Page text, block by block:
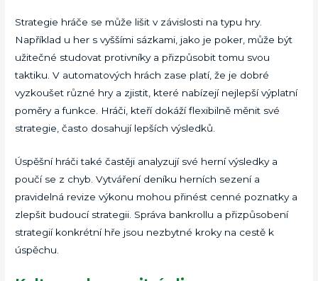
Strategie hráče se může lišit v závislosti na typu hry.
Například u her s vyššími sázkami, jako je poker, může být
užitečné studovat protivníky a přizpůsobit tomu svou
taktiku. V automatových hrách zase platí, že je dobré
vyzkoušet různé hry a zjistit, které nabízejí nejlepší výplatní
poměry a funkce. Hráči, kteří dokáží flexibilně měnit své
strategie, často dosahují lepších výsledků.
Úspěšní hráči také častěji analyzují své herní výsledky a
poučí se z chyb. Vytváření deníku herních sezení a
pravidelná revize výkonu mohou přinést cenné poznatky a
zlepšit budoucí strategii. Správa bankrollu a přizpůsobení
strategií konkrétní hře jsou nezbytné kroky na cestě k
úspěchu.